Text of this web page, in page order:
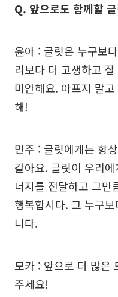
Q. 앞으로도 함께할
윤아 : 글릿은 누구보
리보다 더 고생하고
미안해요. 아프지 말
해!
민주 : 글릿에게는 항
같아요. 글릿이 우리
너지를 전달하고 그만
행복합시다. 그 누구
니다.
모카 : 앞으로 더 많은
주세요!